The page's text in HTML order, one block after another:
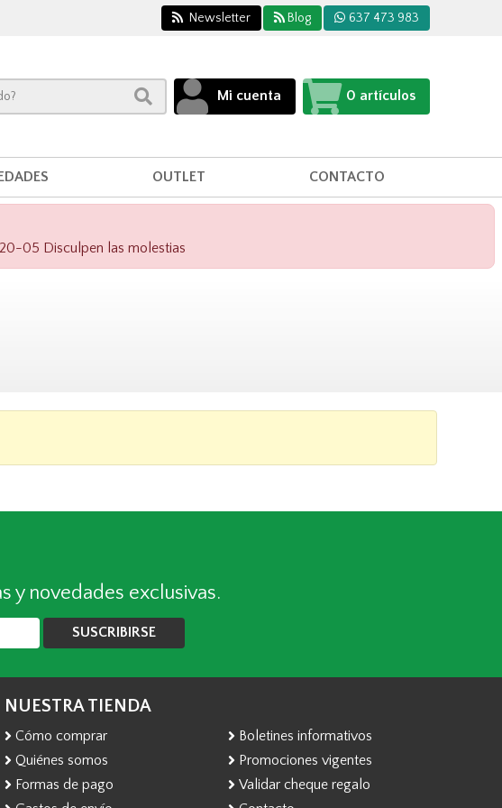
Newsletter Blog 637 473 983
Mi cuenta 0 artículos
OUTLET CONTACTO
05 Disculpen las molestias
y novedades exclusivas.
SUSCRIBIRSE
NUESTRA TIENDA
Cómo comprar
Quiénes somos
Formas de pago
Boletines informativos
Promociones vigentes
Validar cheque regalo